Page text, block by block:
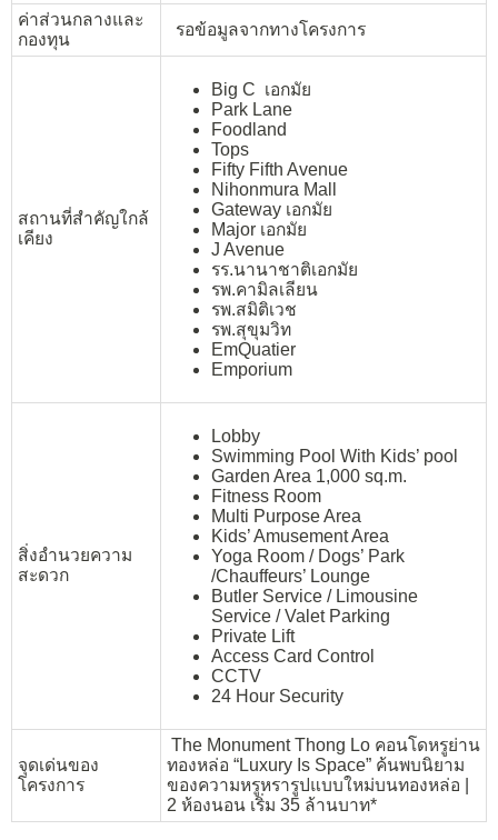
ค่าส่วนกลางและ
กองทุน
รอข้อมูลจากทางโครงการ
สถานที่สำคัญใกล้
เคียง
Big C เอกมัย
Park Lane
Foodland
Tops
Fifty Fifth Avenue
Nihonmura Mall
Gateway เอกมัย
Major เอกมัย
J Avenue
รร.นานาชาติเอกมัย
รพ.คามิลเลียน
รพ.สมิติเวช
รพ.สุขุมวิท
EmQuatier
Emporium
สิ่งอำนวยความ
สะดวก
Lobby
Swimming Pool With Kids’ pool
Garden Area 1,000 sq.m.
Fitness Room
Multi Purpose Area
Kids’ Amusement Area
Yoga Room / Dogs’ Park
/Chauffeurs’ Lounge
Butler Service / Limousine
Service / Valet Parking
Private Lift
Access Card Control
CCTV
24 Hour Security
จุดเด่นของ
โครงการ
The Monument Thong Lo คอนโดหรูย่าน
ทองหล่อ “Luxury Is Space” ค้นพบนิยาม
ของความหรูหรารูปแบบใหม่บนทองหล่อ |
2 ห้องนอน เริ่ม 35 ล้านบาท*